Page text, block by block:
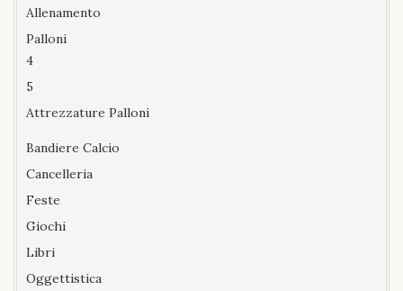
Allenamento
Palloni
4
5
Attrezzature Palloni
Bandiere Calcio
Cancelleria
Feste
Giochi
Libri
Oggettistica